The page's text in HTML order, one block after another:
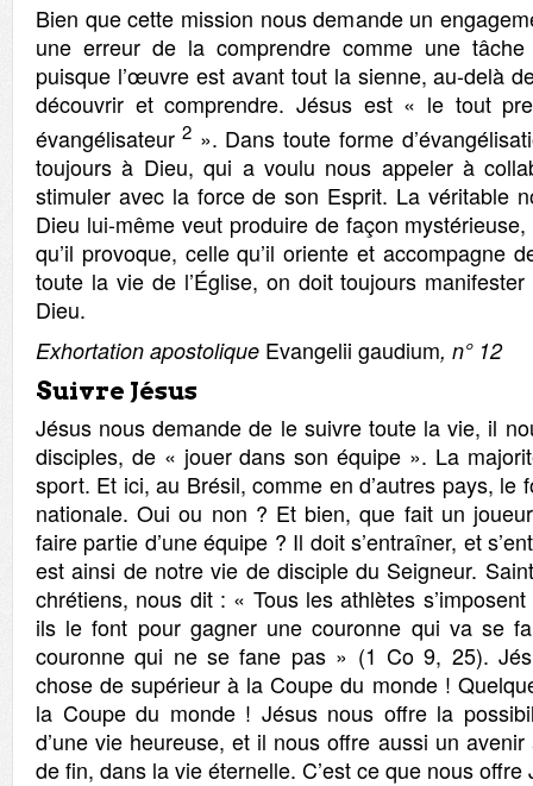
Bien que cette mission nous demande un
une erreur de la comprendre comme une tâche
puisque l’œuvre est avant tout la sienne, au-delà
découvrir et comprendre. Jésus est « le tout
évangélisateur 2». Dans toute forme
toujours à Dieu, qui a voulu nous appeler à
stimuler avec la force de son Esprit. La véritable
Dieu lui-même veut produire de façon
qu’il provoque, celle qu’il oriente et accompagne
toute la vie de l’Église, on doit toujours
Dieu.
Exhortation apostolique Evangelii gaudium, n° 12
Suivre Jésus
Jésus nous demande de le suivre toute la vie, il
disciples, de « jouer dans son équipe ». La
sport. Et ici, au Brésil, comme en d’autres pays, le
nationale. Oui ou non ? Et bien, que fait un
faire partie d’une équipe ? Il doit s’entraîner, et
est ainsi de notre vie de disciple du Seigneur.
chrétiens, nous dit : « Tous les athlètes
ils le font pour gagner une couronne qui va se
couronne qui ne se fane pas » (1 Co 9, 25).
chose de supérieur à la Coupe du monde !
la Coupe du monde ! Jésus nous offre la
d’une vie heureuse, et il nous offre aussi un
de fin, dans la vie éternelle. C’est ce que nous offre